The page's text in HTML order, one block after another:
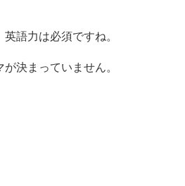
語力は必須ですね。
決まっていません。